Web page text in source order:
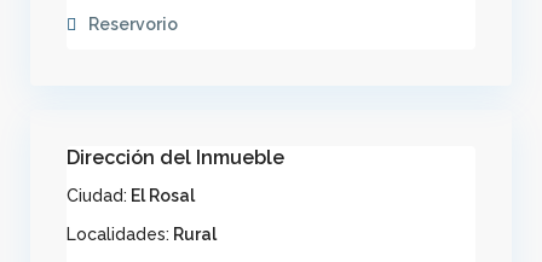
Reservorio
Dirección del Inmueble
Ciudad: El Rosal
Localidades: Rural